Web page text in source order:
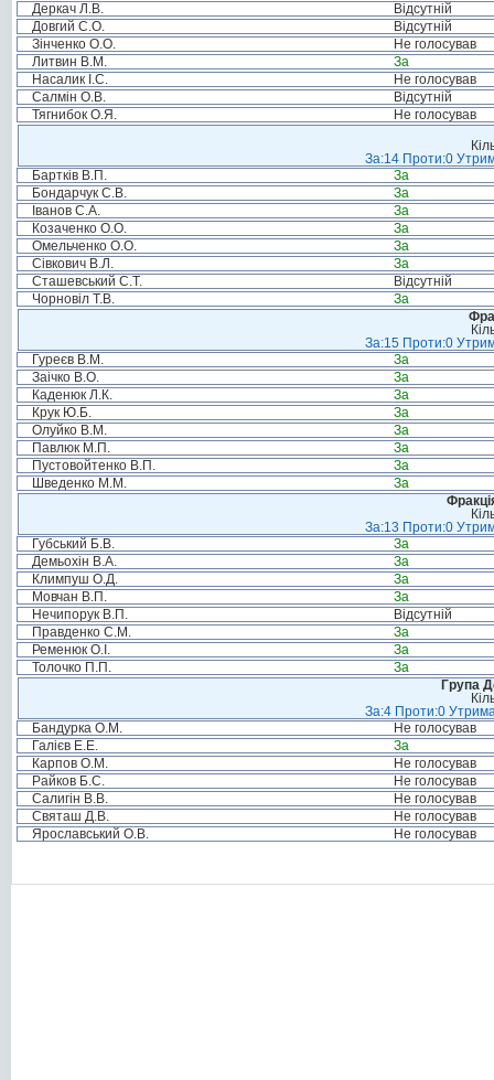
Деркач Л.В.
Відсутній
Довгий С.О.
Відсутній
Зінченко О.О.
Не голосував
Литвин В.М.
За
Насалик І.С.
Не голосував
Салмін О.В.
Відсутній
Тягнибок О.Я.
Не голосував
За:14 Проти:0
Бартків В.П.
За
Бондарчук С.В.
За
Іванов С.А.
За
Козаченко О.О.
За
Омельченко О.О.
За
Сівкович В.Л.
За
Сташевський С.Т.
Відсутній
Чорновіл Т.В.
За
За:15 Проти:0
Гуреєв В.М.
За
Заічко В.О.
За
Каденюк Л.К.
За
Крук Ю.Б.
За
Олуйко В.М.
За
Павлюк М.П.
За
Пустовойтенко В.П.
За
Шведенко М.М.
За
За:13 Проти:0
Губський Б.В.
За
Демьохін В.А.
За
Климпуш О.Д.
За
Мовчан В.П.
За
Нечипорук В.П.
Відсутній
Правденко С.М.
За
Ременюк О.І.
За
Толочко П.П.
За
Група
За:4 Проти:0
Бандурка О.М.
Не голосував
Галієв Е.Е.
За
Карпов О.М.
Не голосував
Райков Б.С.
Не голосував
Салигін В.В.
Не голосував
Святаш Д.В.
Не голосував
Ярославський О.В.
Не голосував